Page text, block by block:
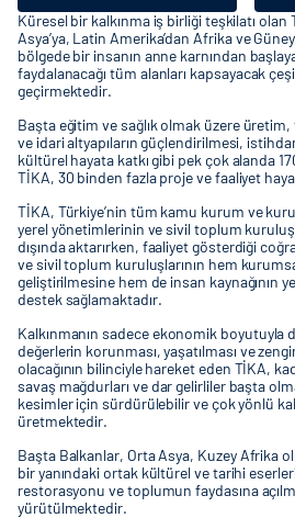
Küresel bir kalkınma iş birliği teşkilatı olan
Asya’ya, Latin Amerika’dan Afrika ve
bölgede bir insanın anne karnından
faydalanacağı tüm alanları kapsayacak
geçirmektedir.
Başta eğitim ve sağlık olmak üzere üretim,
ve idari altyapıların güçlendirilmesi,
kültürel hayata katkı gibi pek çok alanda
TİKA, 30 binden fazla proje ve faaliyet
TİKA, Türkiye’nin tüm kamu kurum ve
yerel yönetimlerinin ve sivil toplum
dışında aktarırken, faaliyet gösterdiği
ve sivil toplum kuruluşlarının hem
geliştirilmesine hem de insan kaynağının
destek sağlamaktadır.
Kalkınmanın sadece ekonomik boyutuyla
değerlerin korunması, yaşatılması ve
olacağının bilinciyle hareket eden TİKA,
savaş mağdurları ve dar gelirliler başta
kesimler için sürdürülebilir ve çok yönlü
üretmektedir.
Başta Balkanlar, Orta Asya, Kuzey Afrika
bir yanındaki ortak kültürel ve tarihi
restorasyonu ve toplumun faydasına
yürütülmektedir.